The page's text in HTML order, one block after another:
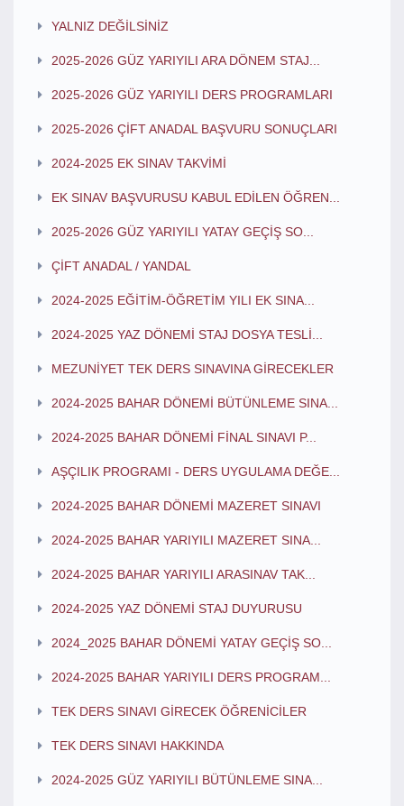
YALNIZ DEĞİLSİNİZ
2025-2026 GÜZ YARIYILI ARA DÖNEM STAJ...
2025-2026 GÜZ YARIYILI DERS PROGRAMLARI
2025-2026 ÇİFT ANADAL BAŞVURU SONUÇLARI
2024-2025 EK SINAV TAKVİMİ
EK SINAV BAŞVURUSU KABUL EDİLEN ÖĞREN...
2025-2026 GÜZ YARIYILI YATAY GEÇİŞ SO...
ÇİFT ANADAL / YANDAL
2024-2025 EĞİTİM-ÖĞRETİM YILI EK SINA...
2024-2025 YAZ DÖNEMİ STAJ DOSYA TESLİ...
MEZUNİYET TEK DERS SINAVINA GİRECEKLER
2024-2025 BAHAR DÖNEMİ BÜTÜNLEME SINA...
2024-2025 BAHAR DÖNEMİ FİNAL SINAVI P...
AŞÇILIK PROGRAMI - DERS UYGULAMA DEĞE...
2024-2025 BAHAR DÖNEMİ MAZERET SINAVI
2024-2025 BAHAR YARIYILI MAZERET SINA...
2024-2025 BAHAR YARIYILI ARASINAV TAK...
2024-2025 YAZ DÖNEMİ STAJ DUYURUSU
2024_2025 BAHAR DÖNEMİ YATAY GEÇİŞ SO...
2024-2025 BAHAR YARIYILI DERS PROGRAM...
TEK DERS SINAVI GİRECEK ÖĞRENİCİLER
TEK DERS SINAVI HAKKINDA
2024-2025 GÜZ YARIYILI BÜTÜNLEME SINA...